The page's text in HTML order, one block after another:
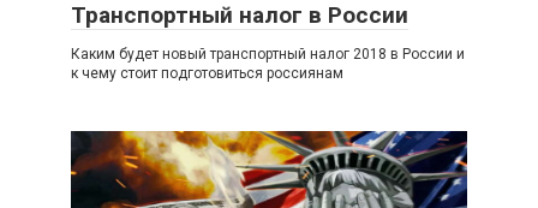
Транспортный налог в России
Каким будет новый транспортный налог 2018 в России и
к чему стоит подготовиться россиянам